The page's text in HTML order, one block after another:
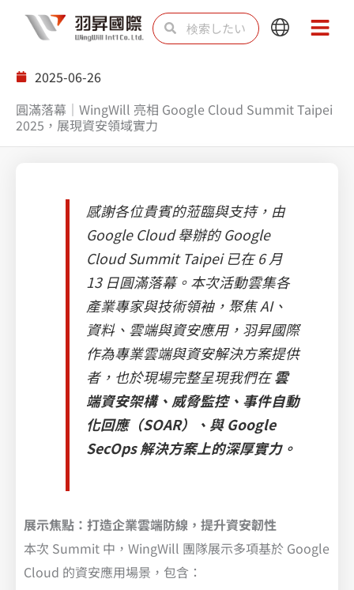
検
索 索
Main
Main
2025-06-26
圓滿落幕｜WingWill 亮相 Google Cloud Summit Taipei
2025，展現資安領域實力
感謝各位貴賓的蒞臨與支持，由
Google Cloud 舉辦的 Google
Cloud Summit Taipei 已在 6 月
13 日圓滿落幕。本次活動雲集各
產業專家與技術領袖，聚焦 AI、
資料、雲端與資安應用，羽昇國際
作為專業雲端與資安解決方案提供
者，也於現場完整呈現我們在雲
端資安架構、威脅監控、事件自動
化回應（SOAR）、與 Google
SecOps 解決方案上的深厚實力。
展示焦點：打造企業雲端防線，提升資安韌性
本次 Summit 中，WingWill 團隊展示多項基於 Google
Cloud 的資安應用場景，包含：